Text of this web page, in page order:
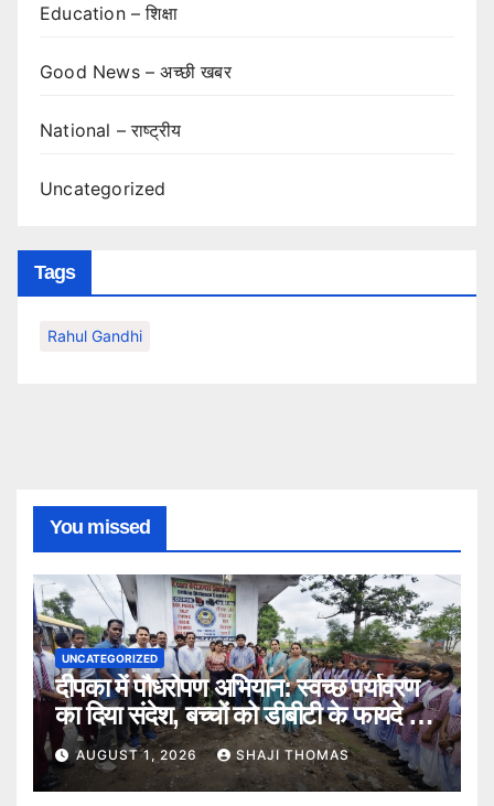
Education – शिक्षा
Good News – अच्छी खबर
National – राष्ट्रीय
Uncategorized
Tags
Rahul Gandhi
You missed
UNCATEGORIZED
दीपका में पौधरोपण अभियान: स्वच्छ पर्यावरण
का दिया संदेश, बच्चों को डीबीटी के फायदे भी
बताए।
AUGUST 1, 2026 SHAJI THOMAS